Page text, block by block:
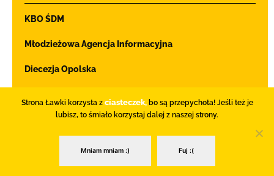
KBO ŚDM
Młodzieżowa Agencja Informacyjna
Diecezja Opolska
Strona Ławki korzysta z ciasteczek,bo są przepychota! Jeśli też je
lubisz, to śmiało korzystaj dalej z naszej strony.
Mniam mniam :) Fuj :(